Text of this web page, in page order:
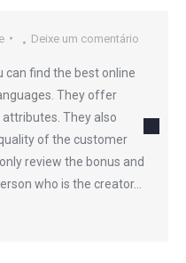
Deixe um comentário
can find the best online
They offer
They also
of the customer
review the bonus and
who is the creator…